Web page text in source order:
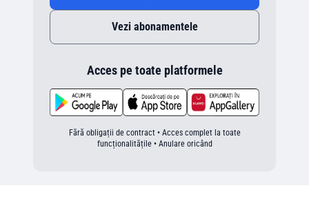
Vezi abonamentele
Acces pe toate platformele
Fără obligații de contract • Acces complet la toate
funcționalitățile • Anulare oricând